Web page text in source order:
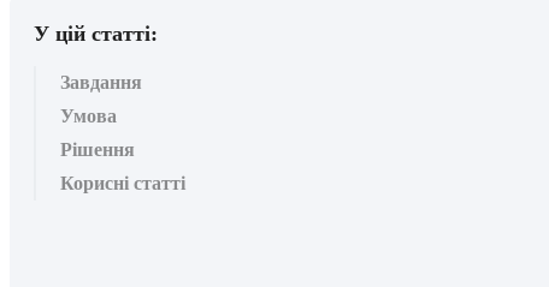
У цій статті:
Завдання
Умова
Рішення
Корисні статті